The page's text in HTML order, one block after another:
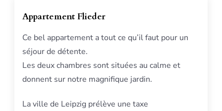
Appartement Flieder
Ce bel appartement a tout ce qu’il faut pour un
séjour de détente.
Les deux chambres sont situées au calme et
donnent sur notre magnifique jardin.
La ville de Leipzig prélève une taxe